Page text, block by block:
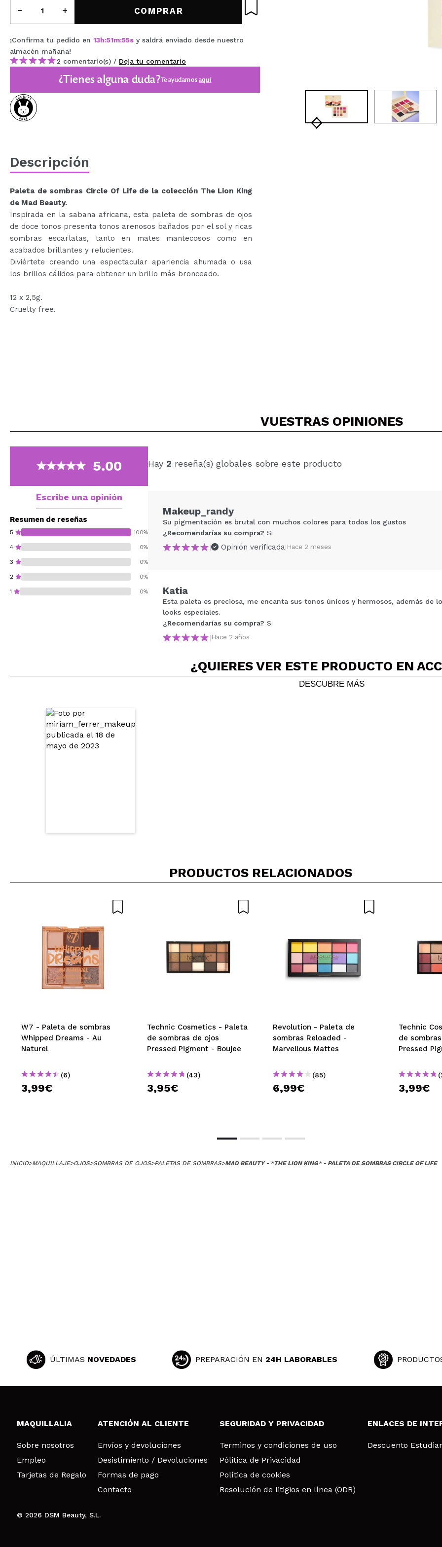
MAQUIFARMA
TRAVEL SIZE
NATURE
OFERTAS
OUTLET
PRÓXIMAMENTE
COMPRAR
¡Confirma tu pedido en 13h:51m:54s y saldrá enviado desde nuestro
almacén mañana!
2 comentario(s) / Deja tu comentario
¿Tienes alguna duda?Te ayudamosaquí
Descripción
Paleta de sombras Circle Of Life de la colección The Lion King
de Mad Beauty.
Inspirada en la sabana africana, esta paleta de sombras de ojos
de doce tonos presenta tonos arenosos bañados por el sol y ricas
sombras escarlatas, tanto en mates mantecosos como en
acabados brillantes y relucientes.
Diviértete creando una espectacular apariencia ahumada o usa
los brillos cálidos para obtener un brillo más bronceado.
12 x 2,5g.
Cruelty free.
VUESTRAS OPINIONES
5.00
Escribe una opinión
Resumen de reseñas
5 100%
4 0%
3 0%
2 0%
1 0%
Hay 2 reseña(s) globales sobre este producto
Compartir un vídeo o una foto
ENVIAR
Makeup_randy
Su pigmentación es brutal con muchos colores para todos los gustos
¿Recomendarías su compra? Si
|
Opinión verificada| Hace 2 meses
Katia
Esta paleta es preciosa, me encanta sus tonos únicos y hermosos, además de
looks especiales.
¿Recomendarías su compra? Si
| Hace 2 años
¿QUIERES VER ESTE PRODUCTO EN
DESCUBRE MÁS
PRODUCTOS RELACIONADOS
W7 - Paleta de sombras
Whipped Dreams - Au
Naturel
(6)
3,99€
Technic Cosmetics - Paleta
de sombras de ojos
Pressed Pigment - Boujee
(43)
3,95€
Revolution - Paleta de
sombras Reloaded -
Marvellous Mattes
(85)
6,99€
Technic
de
Pressed
3,99€
INICIO>MAQUILLAJE>OJOS>SOMBRAS DE OJOS>PALETAS DE SOMBRAS>MAD BEAUTY - *THE LION KING* - PALETA DE SOMBRAS CIRCLE OF LIFE
ÚLTIMAS NOVEDADES PREPARACIÓN EN 24H LABORABLES
MAQUILLALIA
Sobre nosotros
Empleo
Tarjetas de Regalo
ATENCIÓN AL CLIENTE
Envíos y devoluciones
Desistimiento / Devoluciones
Formas de pago
Contacto
SEGURIDAD Y PRIVACIDAD
Terminos y condiciones de uso
Pólitica de Privacidad
Política de cookies
Resolución de litigios en línea (ODR)
ENLACES DE
Descuento
© 2026 DSM Beauty, S.L.